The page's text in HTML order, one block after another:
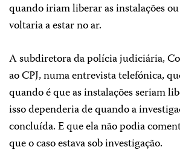
quando iriam liberar as instalações
voltaria a estar no ar.
A subdiretora da polícia judiciária,
ao CPJ, numa entrevista telefónica,
quando é que as instalações seriam
isso dependeria de quando a
concluída. E que ela não podia
que o caso estava sob investigação.